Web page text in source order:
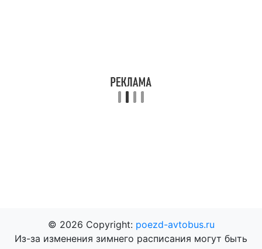
© 2026 Copyright: poezd-avtobus.ru
Из-за изменения зимнего расписания могут быть